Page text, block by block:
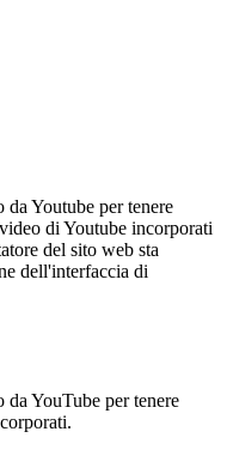
da Youtube per tenere
di Youtube incorporati
del sito web sta
dell'interfaccia di
da YouTube per tenere